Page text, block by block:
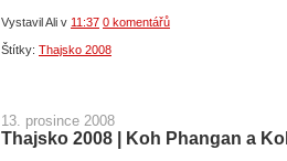
Vystavil Ali v 11:37 0 komentářů
Štítky: Thajsko 2008
13. prosince 2008
Thajsko 2008 | Koh Phangan a